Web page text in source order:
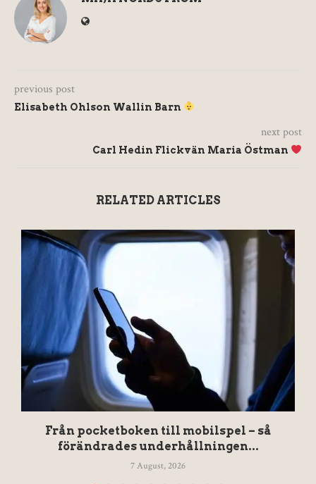
previous post
Elisabeth Ohlson Wallin Barn
next post
Carl Hedin Flickvän Maria Östman
RELATED ARTICLES
Från pocketboken till mobilspel – så
förändrades underhållningen...
7 August, 2026